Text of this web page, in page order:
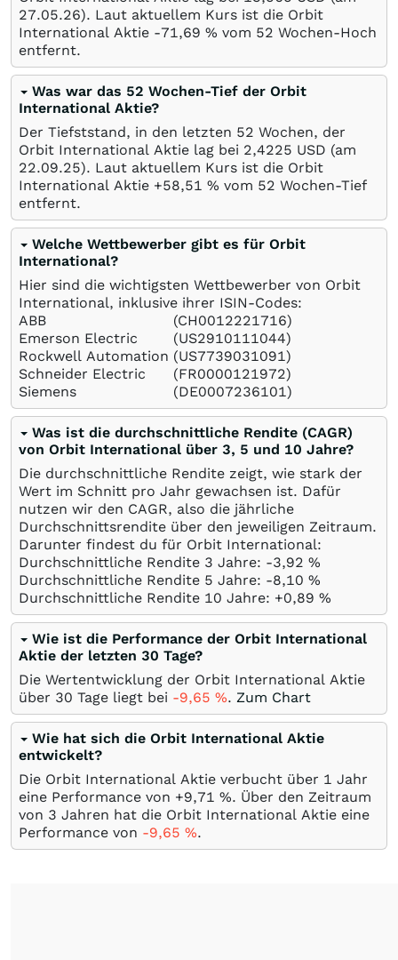
27.05.26). Laut aktuellem Kurs ist die Orbit
International Aktie -71,69 % vom 52 Wochen-Hoch
entfernt.
Was war das 52 Wochen-Tief der Orbit
International Aktie?
Der Tiefststand, in den letzten 52 Wochen, der
Orbit International Aktie lag bei 2,4225 USD (am
22.09.25). Laut aktuellem Kurs ist die Orbit
International Aktie +58,51 % vom 52 Wochen-Tief
entfernt.
Welche Wettbewerber gibt es für Orbit
International?
Hier sind die wichtigsten Wettbewerber von Orbit
International, inklusive ihrer ISIN-Codes:
ABB
(CH0012221716)
Emerson Electric
(US2910111044)
Rockwell Automation (US7739031091)
Schneider Electric
(FR0000121972)
Siemens
(DE0007236101)
Was ist die durchschnittliche Rendite (CAGR)
von Orbit International über 3, 5 und 10 Jahre?
Die durchschnittliche Rendite zeigt, wie stark der
Wert im Schnitt pro Jahr gewachsen ist. Dafür
nutzen wir den CAGR, also die jährliche
Durchschnittsrendite über den jeweiligen Zeitraum.
Darunter findest du für Orbit International:
Durchschnittliche Rendite 3 Jahre: -3,92 %
Durchschnittliche Rendite 5 Jahre: -8,10 %
Durchschnittliche Rendite 10 Jahre: +0,89 %
Wie ist die Performance der Orbit International
Aktie der letzten 30 Tage?
Die Wertentwicklung der Orbit International Aktie
über 30 Tage liegt bei -9,65 %. Zum Chart
Wie hat sich die Orbit International Aktie
entwickelt?
Die Orbit International Aktie verbucht über 1 Jahr
eine Performance von +9,71 %. Über den Zeitraum
von 3 Jahren hat die Orbit International Aktie eine
Performance von -9,65 %.